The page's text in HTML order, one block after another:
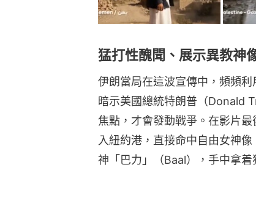
猛打性醜聞、展示異教
伊朗當局在這波宣傳中，頻頻
暗示美國總統特朗普（Donald
焦點，才會發動戰爭。在影片
入紐約港，直接命中自由女神
神「巴力」（Baal），手中拿着